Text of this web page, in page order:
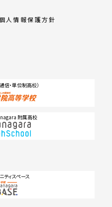
人情報保護方針
信・単位制高校）
附属高校
ティスペース